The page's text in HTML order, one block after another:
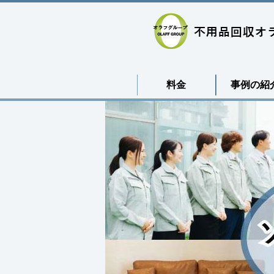
料金 事例の紹